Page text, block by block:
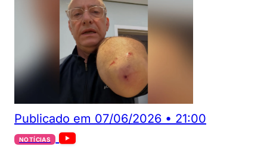
Publicado em 07/06/2026 • 21:00
NOTÍCIAS